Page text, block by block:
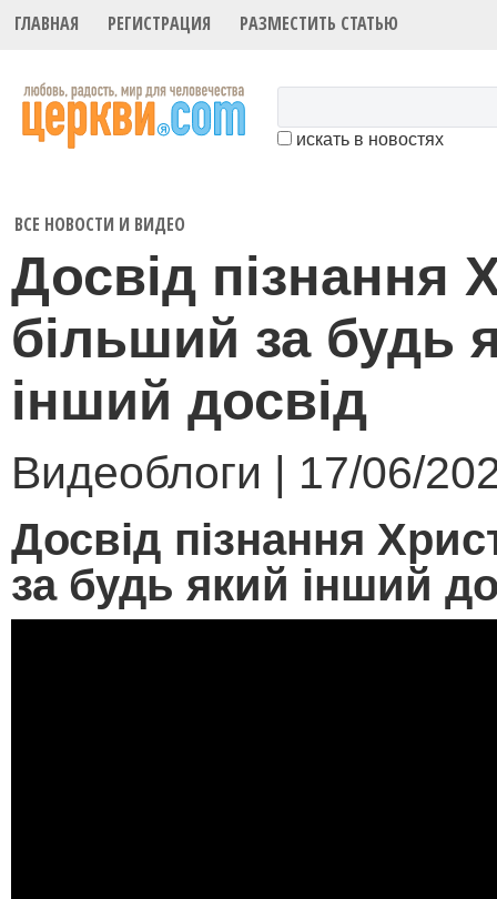
ГЛАВНАЯ РЕГИСТРАЦИЯ РАЗМЕСТИТЬ СТАТЬЮ
искать в новостях
ВСЕ НОВОСТИ И ВИДЕО
Досвід пізнання
більший за будь
інший досвід
Видеоблоги | 17/06/
Досвід пізнання
за будь який інший